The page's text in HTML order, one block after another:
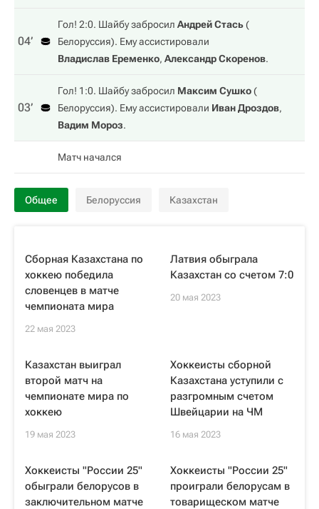
04‎’‎
Гол! 2:0. Шайбу забросил Андрей Стась(
Белоруссия). Ему ассистировали
Владислав Еременко, Александр Скоренов.
03‎’‎
Гол! 1:0. Шайбу забросил Максим Сушко(
Белоруссия). Ему ассистировали Иван Дроздов,
Вадим Мороз.
Матч начался
Общее Белоруссия Казахстан
Сборная Казахстана по
хоккею победила
словенцев в матче
чемпионата мира
22 мая 2023
Латвия обыграла
Казахстан со счетом 7:0
20 мая 2023
Казахстан выиграл
второй матч на
чемпионате мира по
хоккею
19 мая 2023
Хоккеисты сборной
Казахстана уступили с
разгромным счетом
Швейцарии на ЧМ
16 мая 2023
Хоккеисты "России 25"
обыграли белорусов в
заключительном матче
Хоккеисты "России 25"
проиграли белорусам в
товарищеском матче